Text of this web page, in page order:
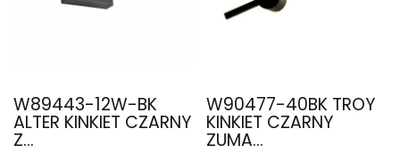
W89443-12W-BK
ALTER KINKIET CZARNY
Z...
W90477-40BK TROY
KINKIET CZARNY
ZUMA...